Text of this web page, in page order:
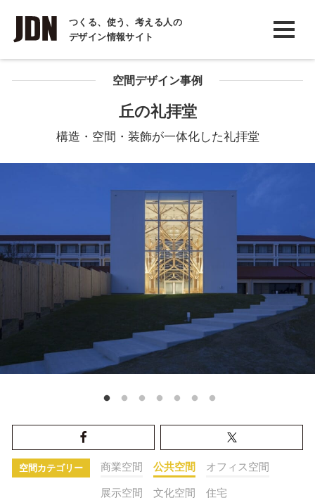
つくる、使う、考える人の
デザイン情報サイト
INTERVIEW
インタビュー
REPORT
COLUMN
空間デザイン事例
丘の礼拝堂
構造・空間・装飾が一体化した礼拝堂
空間カテゴリー 商業空間 公共空間 オフィス空間
展示空間 文化空間 住宅